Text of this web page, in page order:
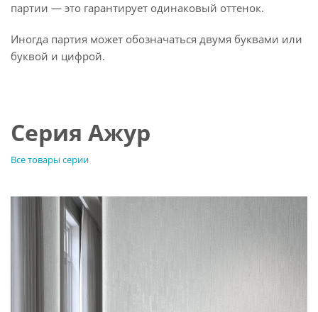
партии — это гарантирует одинаковый оттенок.
Иногда партия может обозначаться двумя буквами или
буквой и цифрой.
Серия Ажур
Все товары серии